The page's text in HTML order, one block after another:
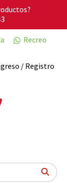
Recreo
/ Registro